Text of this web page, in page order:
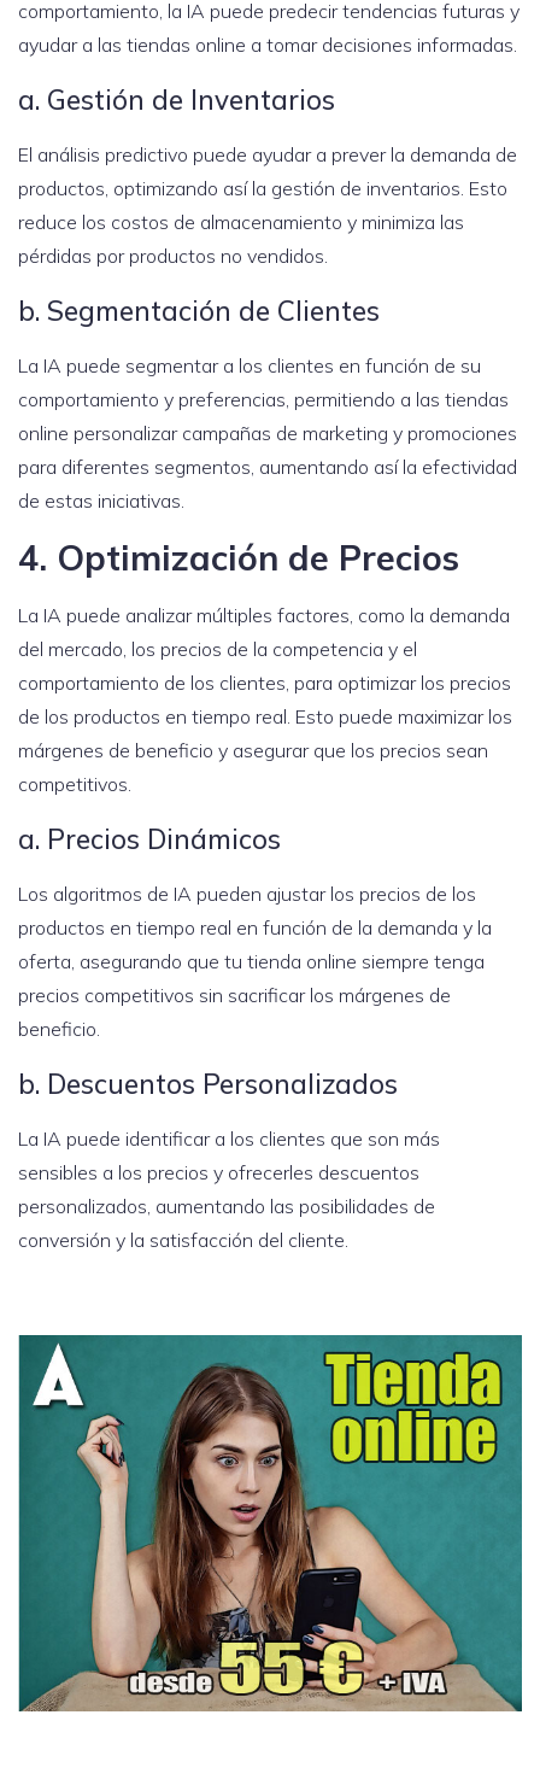
comportamiento, la IA puede predecir tendencias futuras y
ayudar a las tiendas online a tomar decisiones informadas.
a. Gestión de Inventarios
El análisis predictivo puede ayudar a prever la demanda de
productos, optimizando así la gestión de inventarios. Esto
reduce los costos de almacenamiento y minimiza las
pérdidas por productos no vendidos.
b. Segmentación de Clientes
La IA puede segmentar a los clientes en función de su
comportamiento y preferencias, permitiendo a las tiendas
online personalizar campañas de marketing y promociones
para diferentes segmentos, aumentando así la efectividad
de estas iniciativas.
4. Optimización de Precios
La IA puede analizar múltiples factores, como la demanda
del mercado, los precios de la competencia y el
comportamiento de los clientes, para optimizar los precios
de los productos en tiempo real. Esto puede maximizar los
márgenes de beneficio y asegurar que los precios sean
competitivos.
a. Precios Dinámicos
Los algoritmos de IA pueden ajustar los precios de los
productos en tiempo real en función de la demanda y la
oferta, asegurando que tu tienda online siempre tenga
precios competitivos sin sacrificar los márgenes de
beneficio.
b. Descuentos Personalizados
La IA puede identificar a los clientes que son más
sensibles a los precios y ofrecerles descuentos
personalizados, aumentando las posibilidades de
conversión y la satisfacción del cliente.